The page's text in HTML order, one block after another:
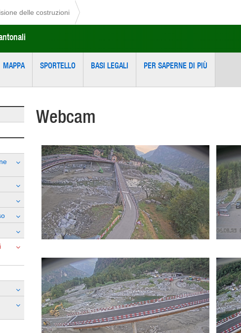
delle costruzioni
MAPPA SPORTELLO BASI LEGALI PER SAPERNE DI PIÙ
Webcam